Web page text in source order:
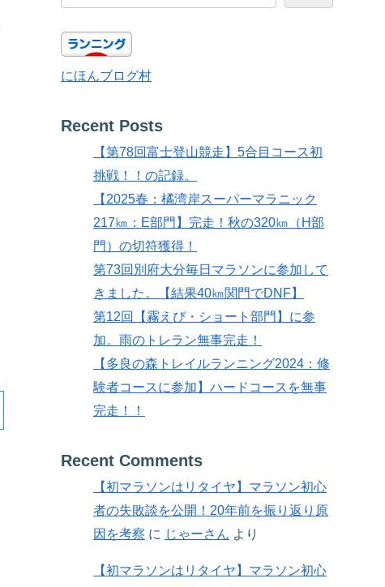
にほんブログ村
Recent Posts
【第78回富士登山競走】5合目コース初
挑戦！！の記録。
【2025春：橘湾岸スーパーマラニック
217㎞：E部門】完走！秋の320㎞（H部
門）の切符獲得！
第73回別府大分毎日マラソンに参加して
きました。【結果40㎞関門でDNF】
第12回【霧えび・ショート部門】に参
加。雨のトレラン無事完走！
【多良の森トレイルランニング2024：修
験者コースに参加】ハードコースを無事
完走！！
Recent Comments
【初マラソンはリタイヤ】マラソン初心
者の失敗談を公開！20年前を振り返り原
因を考察 に じゃーさん より
【初マラソンはリタイヤ】マラソン初心